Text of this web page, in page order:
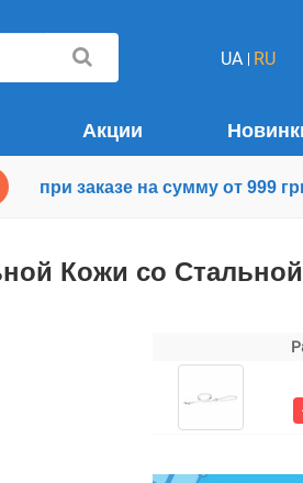
UA RU
Акции
при заказе на сумму от 999
Кожи со